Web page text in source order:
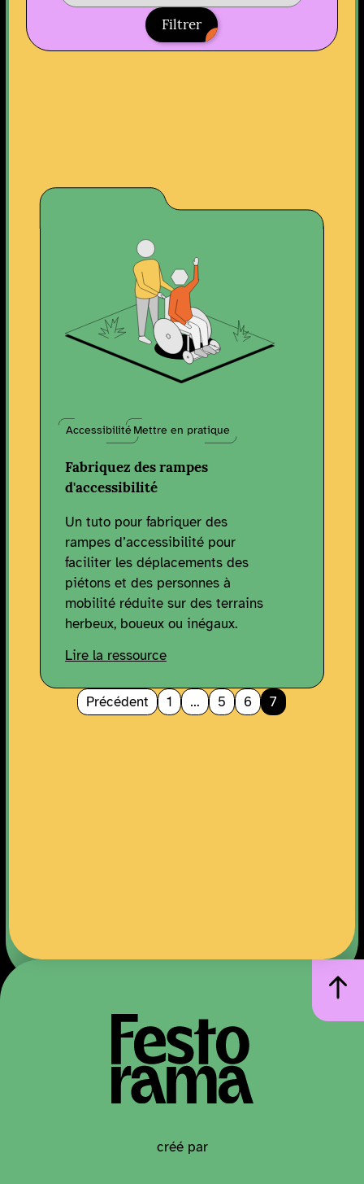
Filtrer
Accessibilité Mettre en pratique
Fabriquez des rampes
d'accessibilité
Un tuto pour fabriquer des
rampes d’accessibilité pour
faciliter les déplacements des
piétons et des personnes à
mobilité réduite sur des terrains
herbeux, boueux ou inégaux.
Lire la ressource
Précédent 1 … 5 6 7
créé par